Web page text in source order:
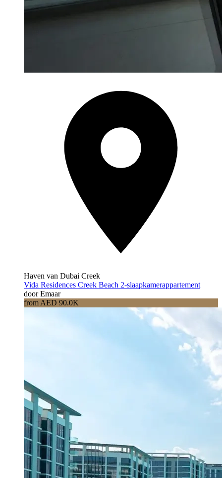
Haven van Dubai Creek
Vida Residences Creek Beach 2-slaapkamerappartement
door Emaar
from AED 90.0K